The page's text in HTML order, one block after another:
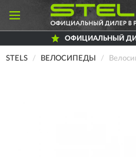
ОФИЦИАЛЬНЫЙ
STELS ВЕЛОСИПЕДЫ